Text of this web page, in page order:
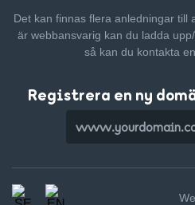
Det kan finnas flera anledningar till
är webbansvarig kan du ladda
så kan du kontakta
Registrera en ny